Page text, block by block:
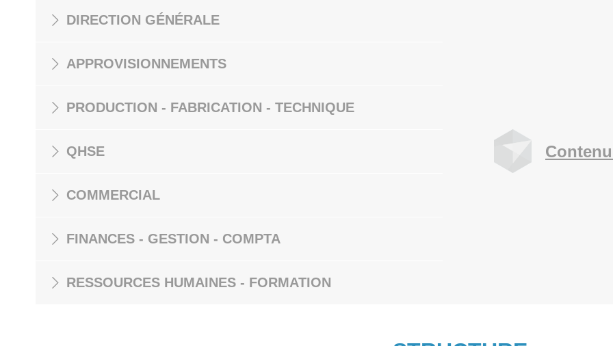
DIRECTION GÉNÉRALE
APPROVISIONNEMENTS
PRODUCTION - FABRICATION - TECHNIQUE
QHSE
COMMERCIAL
FINANCES - GESTION - COMPTA
RESSOURCES HUMAINES - FORMATION